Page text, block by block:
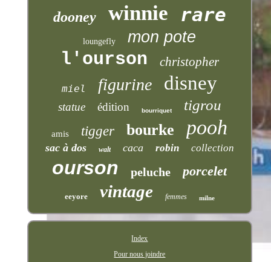
dooney winnie rare
loungefly mon pote
l'ourson christopher
miel figurine disney
statue édition bourriquet tigrou
amis tigger bourke pooh
sac à dos walt caca robin collection
ourson peluche porcelet
eeyore vintage femmes milne
Index
Pour nous joindre